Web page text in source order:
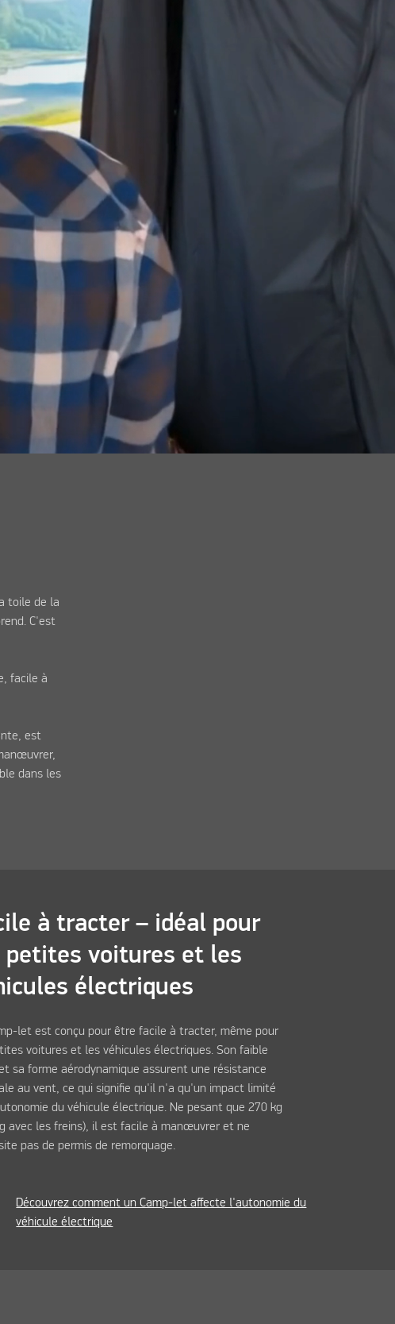
toile de la
C'est
facile à
est
dans les
à tracter – idéal pour
petites voitures et les
électriques
let est conçu pour être facile à tracter, même pour
voitures et les véhicules électriques. Son faible
sa forme aérodynamique assurent une résistance
au vent, ce qui signifie qu'il n'a qu'un impact limité
du véhicule électrique. Ne pesant que 270 kg
avec les freins), il est facile à manœuvrer et ne
pas de permis de remorquage.
Découvrez comment un Camp-let affecte l'autonomie du
véhicule électrique